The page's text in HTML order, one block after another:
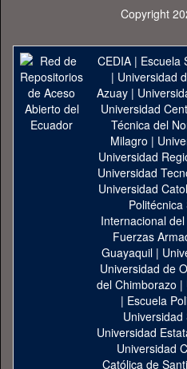
Copyright
CEDIA| Escuela
| Universidad
Azuay|
Universidad
Técnica del
Milagro |
Universidad
Universidad
Universidad
Internacional
Fuerzas
Guayaquil|
Universidad de
del Chimborazo |
| Escuela
Universidad
Universidad
Católica de